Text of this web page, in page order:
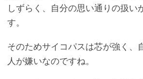
しずらく、自分の思い通りの扱い
す。
そのためサイコパスは芯が強く、
人が嫌いなのですね。